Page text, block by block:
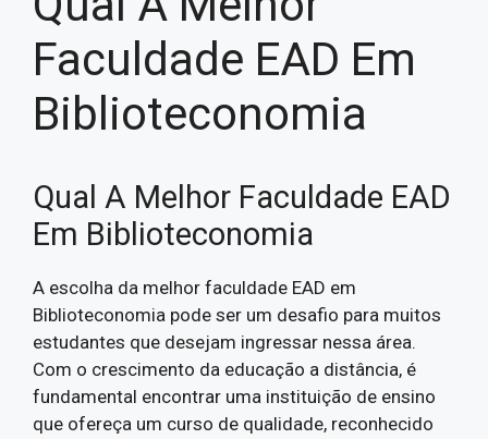
Faculdade EAD Em
Biblioteconomia
Qual A Melhor Faculdade EAD
Em Biblioteconomia
A escolha da melhor faculdade EAD em
Biblioteconomia pode ser um desafio para muitos
estudantes que desejam ingressar nessa área.
Com o crescimento da educação a distância, é
fundamental encontrar uma instituição de ensino
que ofereça um curso de qualidade, reconhecido